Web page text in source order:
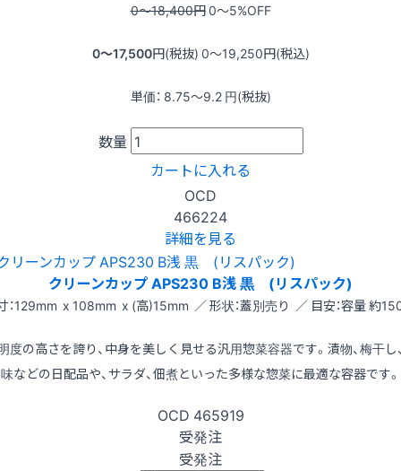
0〜18,400円0〜5%OFF
0〜17,500円(税抜) 0〜19,250円(税込)
単価： 8.75〜9.2 円(税抜)
数量
カートに入れる
OCD
466224
詳細を見る
クリーンカップ APS230 B浅 黒 (リスパック)
：129mm x 108mm x (高)15mm ／ 形状：蓋別売り ／ 目安：容量 約
度の高さを誇り、中身を美しく見せる汎用惣菜容器です。漬物、梅干し
味などの日配品や、サラダ、佃煮といった多様な惣菜に最適な容器です。
OCD 465919
受発注
受発注